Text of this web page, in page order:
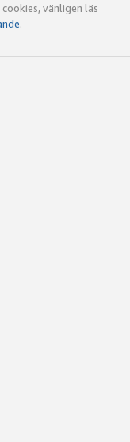
vänligen läs
.